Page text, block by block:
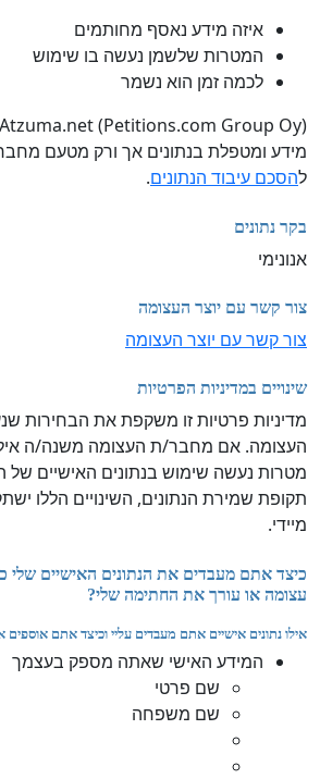
איזה מידע נאסף מחותמים
המטרות שלשמן נעשה בו שימוש
לכמה זמן הוא נשמר
מידע ומטפלת בנתונים אך ורק מטעם
להסכם עיבוד הנתונים.
בקר נתונים
אנונימי
צור קשר עם יוצר העצומה
צור קשר עם יוצר העצומה
שינויים במדיניות הפרטיות
מדיניות פרטיות זו משקפת את הבחירות
העצומה. אם מחבר/ת העצומה משנה/ה
מטרות נעשה שימוש בנתונים האישיים של
תקופת שמירת הנתונים, השינויים הללו
מיידי.
כיצד אתם מעבדים את הנתונים האישיים שלי
עצומה או עורך את החתימה שלי?
אילו נתונים אישיים אתם מעבדים עליי וכיצד אתם אוספים
המידע האישי שאתה מספק בעצמך
שם פרטי
שם משפחה